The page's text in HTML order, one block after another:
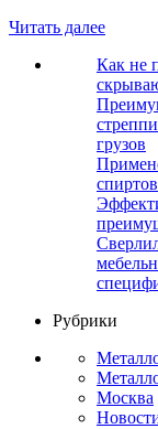
Читать далее
Как не
грузов
Рубрики
Москва